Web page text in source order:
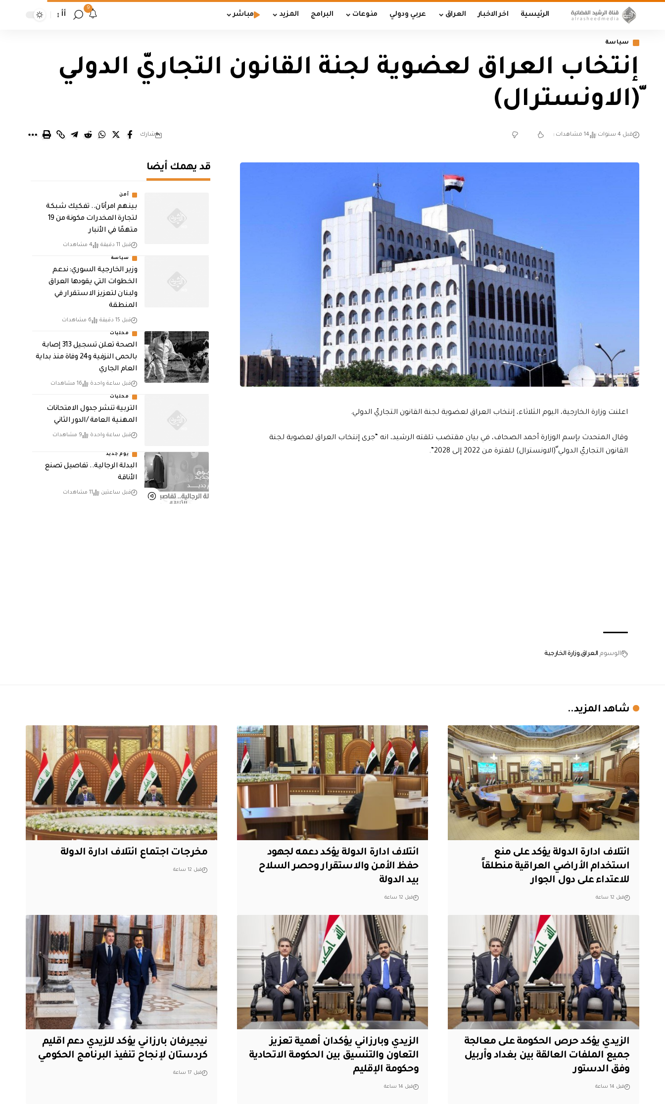
الرئيسية اخر الاخبار العراق عربي ودولي منوعات البرامج المزيد مباشر
9
أأ
سياسة
إنتخاب العراق لعضوية لجنة القانون التجاريّ الدولي
ّ(الاونسترال)
قبل 4 سنوات 14 مشاهدات شارك
اعلنت وزارة الخارجية، اليوم الثلاثاء، إنتخاب العراق لعضوية لجنة القانون التجاريّ الدولي.
وقال المتحدث بإسم الوزارة أحمد الصحاف، في بيان مقتضب تلقته الرشيد، انه “جرى إنتخاب العراق لعضوية لجنة
القانون التجاريّ الدولي ّ(الاونسترال) للفترة من 2022 إلى 2028”.
الوسوم العراق وزارة الخارجية
قد يهمك أيضا
أمن
بينهم امرأتان.. تفكيك شبكة
لتجارة المخدرات مكونة من 19
متهمًا في الأنبار
قبل 11 دقيقة 4 مشاهدات
سياسة
وزير الخارجية السوري: ندعم
الخطوات التي يقودها العراق
ولبنان لتعزيز الاستقرار في
المنطقة
قبل 15 دقيقة 6 مشاهدات
محليات
الصحة تعلن تسجيل 313 إصابة
بالحمى النزفية و24 وفاة منذ بداية
العام الجاري
قبل ساعة واحدة 16 مشاهدات
محليات
التربية تنشر جدول الامتحانات
المهنية العامة /الدور الثاني
قبل ساعة واحدة 9 مشاهدات
يوم جديد
البدلة الرجالية.. تفاصيل تصنع
الأناقة
قبل ساعتين 11 مشاهدات
شاهد المزيد..
ائتلاف ادارة الدولة يؤكد على منع
استخدام الأراضي العراقية منطلقاً
للاعتداء على دول الجوار
قبل 12 ساعة
ائتلاف ادارة الدولة يؤكد دعمه لجهود
حفظ الأمن والاستقرار وحصر السلاح
بيد الدولة
قبل 12 ساعة
مخرجات اجتماع ائتلاف ادارة الدولة
قبل 12 ساعة
الزيدي يؤكد حرص الحكومة على معالجة
جميع الملفات العالقة بين بغداد وأربيل
وفق الدستور
قبل 14 ساعة
الزيدي وبارزاني يؤكدان أهمية تعزيز
التعاون والتنسيق بين الحكومة الاتحادية
وحكومة الإقليم
قبل 14 ساعة
نيجيرفان بارزاني يؤكد للزيدي دعم اقليم
‏كردستان لإنجاح تنفيذ البرنامج الحكومي
قبل 17 ساعة